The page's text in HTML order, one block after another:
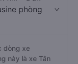
phòng
dòng xe
này là xe Tân